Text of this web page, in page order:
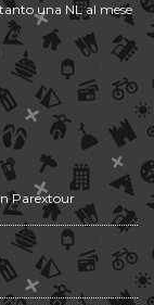
una NL al mese
Parextour